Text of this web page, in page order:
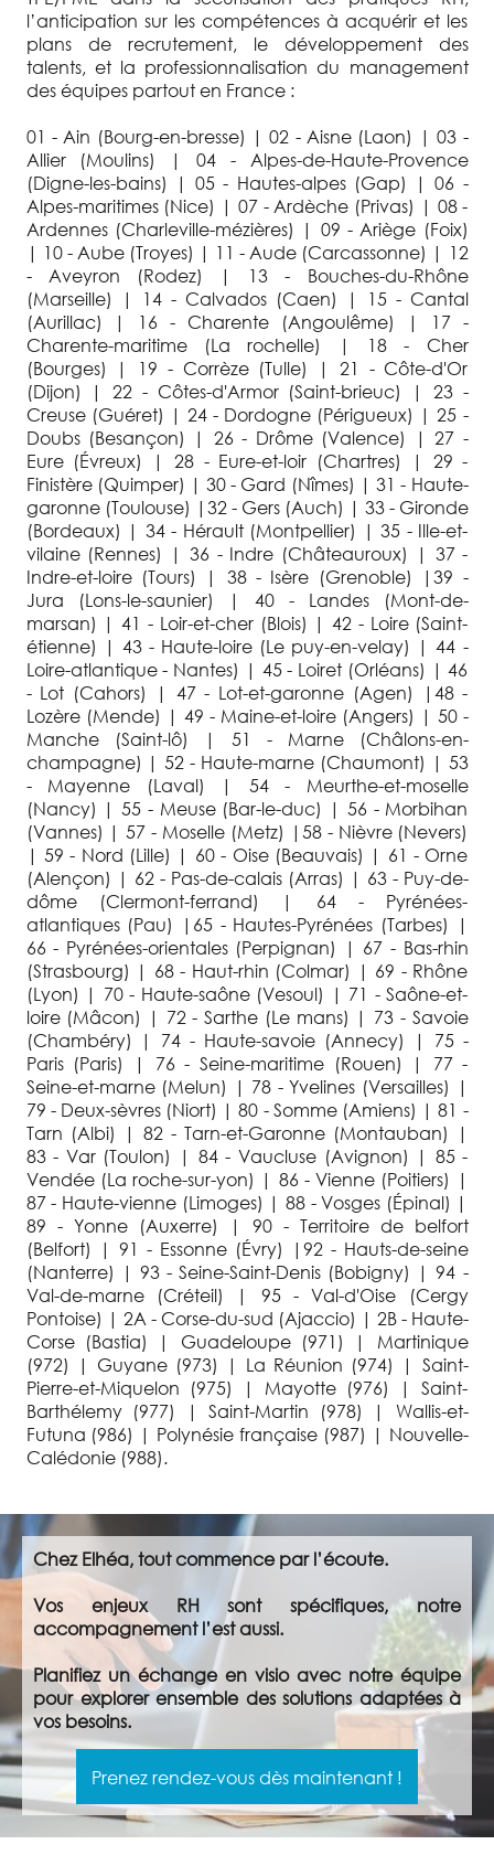
l’anticipation sur les compétences à acquérir et les
plans de recrutement, le développement des
talents, et la professionnalisation du management
des équipes partout en France :
01 - Ain (Bourg-en-bresse) | 02 - Aisne (Laon) | 03 -
Allier (Moulins) | 04 - Alpes-de-Haute-Provence
(Digne-les-bains) | 05 - Hautes-alpes (Gap) | 06 -
Alpes-maritimes (Nice) | 07 - Ardèche (Privas) | 08 -
Ardennes (Charleville-mézières) | 09 - Ariège (Foix)
| 10 - Aube (Troyes) | 11 - Aude (Carcassonne) | 12
- Aveyron (Rodez) | 13 - Bouches-du-Rhône
(Marseille) | 14 - Calvados (Caen) | 15 - Cantal
(Aurillac) | 16 - Charente (Angoulême) | 17 -
Charente-maritime (La rochelle) | 18 - Cher
(Bourges) | 19 - Corrèze (Tulle) | 21 - Côte-d'Or
(Dijon) | 22 - Côtes-d'Armor (Saint-brieuc) | 23 -
Creuse (Guéret) | 24 - Dordogne (Périgueux) | 25 -
Doubs (Besançon) | 26 - Drôme (Valence) | 27 -
Eure (Évreux) | 28 - Eure-et-loir (Chartres) | 29 -
Finistère (Quimper) | 30 - Gard (Nîmes) | 31 - Haute-
garonne (Toulouse) |32 - Gers (Auch) | 33 - Gironde
(Bordeaux) | 34 - Hérault (Montpellier) | 35 - Ille-et-
vilaine (Rennes) | 36 - Indre (Châteauroux) | 37 -
Indre-et-loire (Tours) | 38 - Isère (Grenoble) |39 -
Jura (Lons-le-saunier) | 40 - Landes (Mont-de-
marsan) | 41 - Loir-et-cher (Blois) | 42 - Loire (Saint-
étienne) | 43 - Haute-loire (Le puy-en-velay) | 44 -
Loire-atlantique - Nantes) | 45 - Loiret (Orléans) | 46
- Lot (Cahors) | 47 - Lot-et-garonne (Agen) |48 -
Lozère (Mende) | 49 - Maine-et-loire (Angers) | 50 -
Manche (Saint-lô) | 51 - Marne (Châlons-en-
champagne) | 52 - Haute-marne (Chaumont) | 53
- Mayenne (Laval) | 54 - Meurthe-et-moselle
(Nancy) | 55 - Meuse (Bar-le-duc) | 56 - Morbihan
(Vannes) | 57 - Moselle (Metz) |58 - Nièvre (Nevers)
| 59 - Nord (Lille) | 60 - Oise (Beauvais) | 61 - Orne
(Alençon) | 62 - Pas-de-calais (Arras) | 63 - Puy-de-
dôme (Clermont-ferrand) | 64 - Pyrénées-
atlantiques (Pau) |65 - Hautes-Pyrénées (Tarbes) |
66 - Pyrénées-orientales (Perpignan) | 67 - Bas-rhin
(Strasbourg) | 68 - Haut-rhin (Colmar) | 69 - Rhône
(Lyon) | 70 - Haute-saône (Vesoul) | 71 - Saône-et-
loire (Mâcon) | 72 - Sarthe (Le mans) | 73 - Savoie
(Chambéry) | 74 - Haute-savoie (Annecy) | 75 -
Paris (Paris) | 76 - Seine-maritime (Rouen) | 77 -
Seine-et-marne (Melun) | 78 - Yvelines (Versailles) |
79 - Deux-sèvres (Niort) | 80 - Somme (Amiens) | 81 -
Tarn (Albi) | 82 - Tarn-et-Garonne (Montauban) |
83 - Var (Toulon) | 84 - Vaucluse (Avignon) | 85 -
Vendée (La roche-sur-yon) | 86 - Vienne (Poitiers) |
87 - Haute-vienne (Limoges) | 88 - Vosges (Épinal) |
89 - Yonne (Auxerre) | 90 - Territoire de belfort
(Belfort) | 91 - Essonne (Évry) |92 - Hauts-de-seine
(Nanterre) | 93 - Seine-Saint-Denis (Bobigny) | 94 -
Val-de-marne (Créteil) | 95 - Val-d'Oise (Cergy
Pontoise) | 2A - Corse-du-sud (Ajaccio) | 2B - Haute-
Corse (Bastia) | Guadeloupe (971) | Martinique
(972) | Guyane (973) | La Réunion (974) | Saint-
Pierre-et-Miquelon (975) | Mayotte (976) | Saint-
Barthélemy (977) | Saint-Martin (978) | Wallis-et-
Futuna (986) | Polynésie française (987) | Nouvelle-
Calédonie (988).
Chez Elhéa, tout commence par l’écoute.
Vos enjeux RH sont spécifiques, notre
accompagnement l’est aussi.
Planifiez un échange en visio avec notre équipe
pour explorer ensemble des solutions adaptées à
vos besoins.
Prenez rendez-vous dès maintenant !